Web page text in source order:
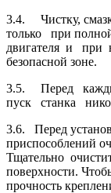
3.4. Чистку,
только при
двигателя и при
безопасной зоне.
3.5. Перед
пуск станка
3.6. Перед
приспособлений
Тщательно
поверхности.
прочность